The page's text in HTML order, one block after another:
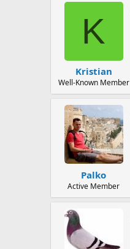
K
Kristian
Well-Known Member
Palko
Active Member